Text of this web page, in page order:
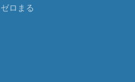
ゼロまる